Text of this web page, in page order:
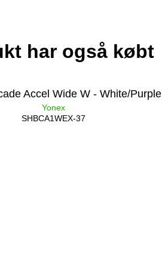
har også købt
Accel Wide W - White/Purple
Yonex
SHBCA1WEX-37